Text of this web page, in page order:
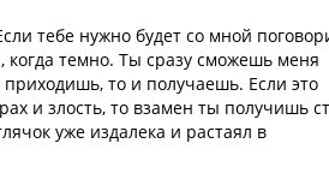
тебе нужно будет со мной
когда темно. Ты сразу сможешь меня
то и получаешь. Если это
и злость, то взамен ты получишь
уже издалека и растаял в